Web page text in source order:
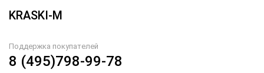
KRASKI-M
Поддержка покупателей
8 (495)798-99-78